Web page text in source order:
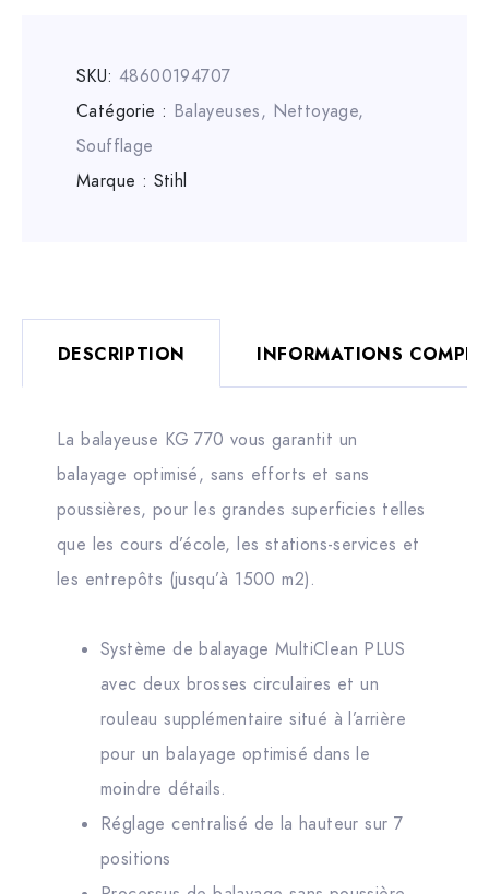
SKU: 48600194707
Catégorie : Balayeuses, Nettoyage,
Soufflage
Marque : Stihl
DESCRIPTION INFORMATIONS
La balayeuse KG 770 vous garantit un
balayage optimisé, sans efforts et sans
poussières, pour les grandes superficies telles
que les cours d’école, les stations-services et
les entrepôts (jusqu’à 1500 m2).
Système de balayage MultiClean PLUS
avec deux brosses circulaires et un
rouleau supplémentaire situé à l’arrière
pour un balayage optimisé dans le
moindre détails.
Réglage centralisé de la hauteur sur 7
positions